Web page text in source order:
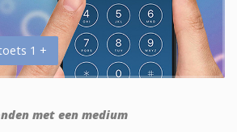
1 +
met een medium